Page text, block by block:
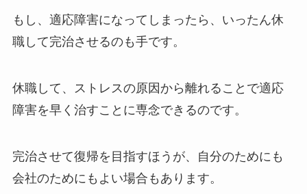
もし、適応障害になってしまったら、いったん休
職して完治させるのも手です。
休職して、ストレスの原因から離れることで適応
障害を早く治すことに専念できるのです。
完治させて復帰を目指すほうが、自分のためにも
会社のためにもよい場合もあります。